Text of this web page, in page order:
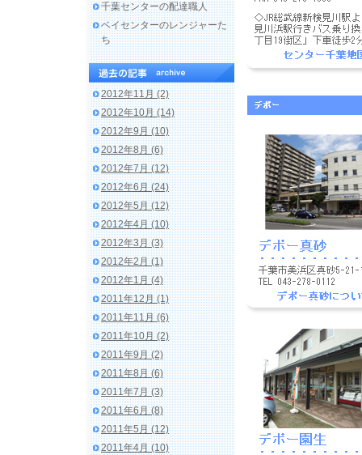
千葉センターの配達職人
ベイセンターのレンジャーた
ち
2012年11月 (2)
2012年10月 (14)
2012年9月 (10)
2012年8月 (6)
2012年7月 (12)
2012年6月 (24)
2012年5月 (12)
2012年4月 (10)
2012年3月 (3)
2012年2月 (1)
2012年1月 (4)
2011年12月 (1)
2011年11月 (6)
2011年10月 (2)
2011年9月 (2)
2011年8月 (6)
2011年7月 (3)
2011年6月 (8)
2011年5月 (12)
2011年4月 (10)